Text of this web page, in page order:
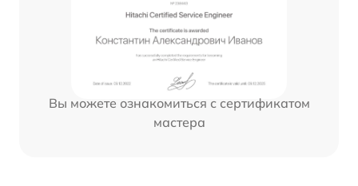
Вы можете ознакомиться с сертификатом
мастера